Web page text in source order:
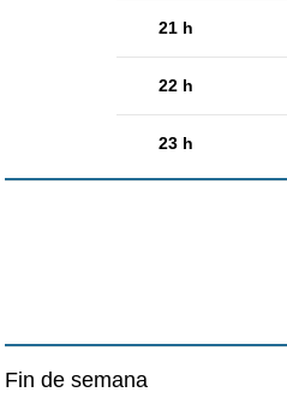
21 h
22 h
23 h
Fin de semana